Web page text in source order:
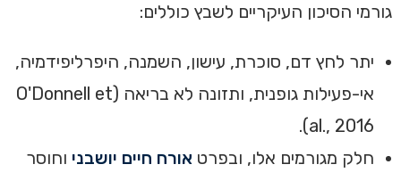
גורמי הסיכון העיקריים לשבץ כוללים:
יתר לחץ דם, סוכרת, עישון, השמנה, היפרליפידמיה,
אי-פעילות גופנית, ותזונה לא בריאה (O'Donnell et
al., 2016).
חלק מגורמים אלו, ובפרט אורח חיים יושבני וחוסר